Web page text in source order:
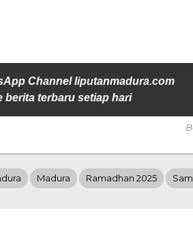
Channel liputanmadura.com
berita terbaru setiap hari
Madura Ramadhan 2025